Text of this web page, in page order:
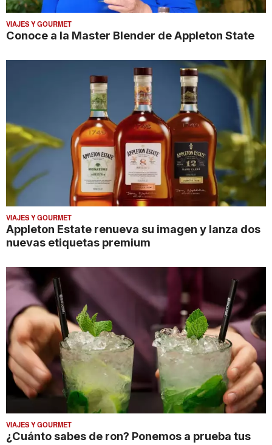
VIAJES Y GOURMET
Conoce a la Master Blender de Appleton State
VIAJES Y GOURMET
Appleton Estate renueva su imagen y lanza dos
nuevas etiquetas premium
VIAJES Y GOURMET
¿Cuánto sabes de ron? Ponemos a prueba tus